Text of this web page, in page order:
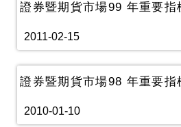
證券暨期貨市場99 年重要
2011-02-15
證券暨期貨市場98 年重要
2010-01-10